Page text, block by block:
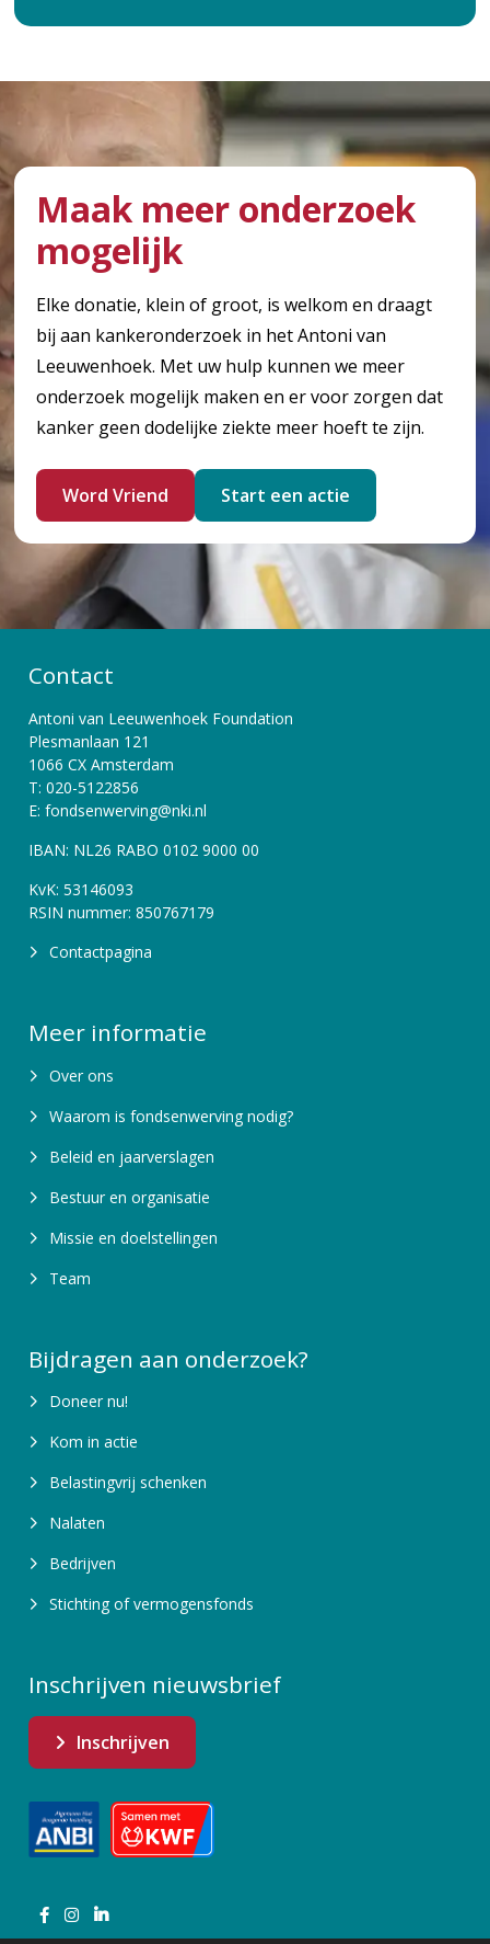
Maak meer onderzoek
mogelijk
Elke donatie, klein of groot, is welkom en draagt
bij aan kankeronderzoek in het Antoni van
Leeuwenhoek. Met uw hulp kunnen we meer
onderzoek mogelijk maken en er voor zorgen dat
kanker geen dodelijke ziekte meer hoeft te zijn.
Word Vriend Start een actie
Contact
Antoni van Leeuwenhoek Foundation
Plesmanlaan 121
1066 CX Amsterdam
T: 020-5122856
E: fondsenwerving@nki.nl
IBAN: NL26 RABO 0102 9000 00
KvK: 53146093
RSIN nummer: 850767179
Contactpagina
Meer informatie
Over ons
Waarom is fondsenwerving nodig?
Beleid en jaarverslagen
Bestuur en organisatie
Missie en doelstellingen
Team
Bijdragen aan onderzoek?
Doneer nu!
Kom in actie
Belastingvrij schenken
Nalaten
Bedrijven
Stichting of vermogensfonds
Inschrijven nieuwsbrief
Inschrijven